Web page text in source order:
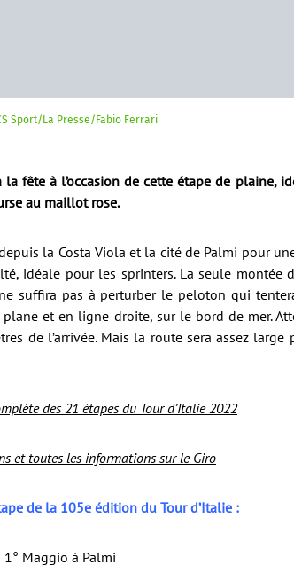
Sport/La Presse/Fabio Ferrari
fête à l’occasion de cette étape de plaine,
au maillot rose.
la Costa Viola et la cité de Palmi pour
idéale pour les sprinters. La seule montée
suffira pas à perturber le peloton qui
et en ligne droite, sur le bord de mer.
de l’arrivée. Mais la route sera assez
des 21 étapes du Tour d’Italie 2022
et toutes les informations sur le Giro
de la 105e édition du Tour d’Italie :
Maggio à Palmi